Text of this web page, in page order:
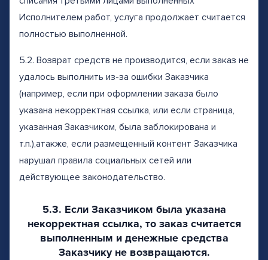
Исполнителем работ, услуга продолжает считается
полностью выполненной.
5.2. Возврат средств не производится, если заказ не
удалось выполнить из-за ошибки Заказчика
(например, если при оформлении заказа было
указана некорректная ссылка, или если страница,
указанная Заказчиком, была заблокирована и
т.п.),атакже, если размещенный контент Заказчика
нарушал правила социальных сетей или
действующее законодательство.
5.3. Если Заказчиком была указана
некорректная ссылка, то заказ считается
выполненным и денежные средства
Заказчику не возвращаются.